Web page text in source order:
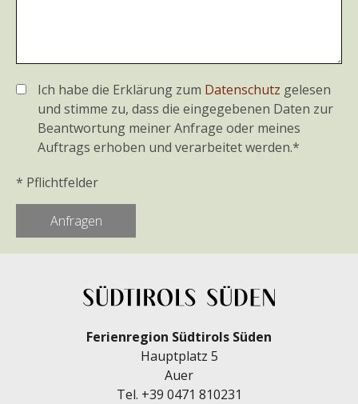
Ich habe die Erklärung zum Datenschutz gelesen
und stimme zu, dass die eingegebenen Daten zur
Beantwortung meiner Anfrage oder meines
Auftrags erhoben und verarbeitet werden.*
* Pflichtfelder
Ferienregion Südtirols Süden
Hauptplatz 5
Auer
Tel. +39 0471 810231